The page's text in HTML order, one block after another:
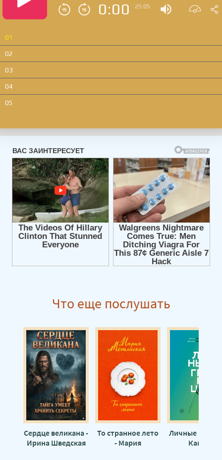
0:00 25:05
01
02
03
04
05
Что еще послушать
Сердце великана -
Ирина Шведская
То странное лето
- Мария
Личные
Как их